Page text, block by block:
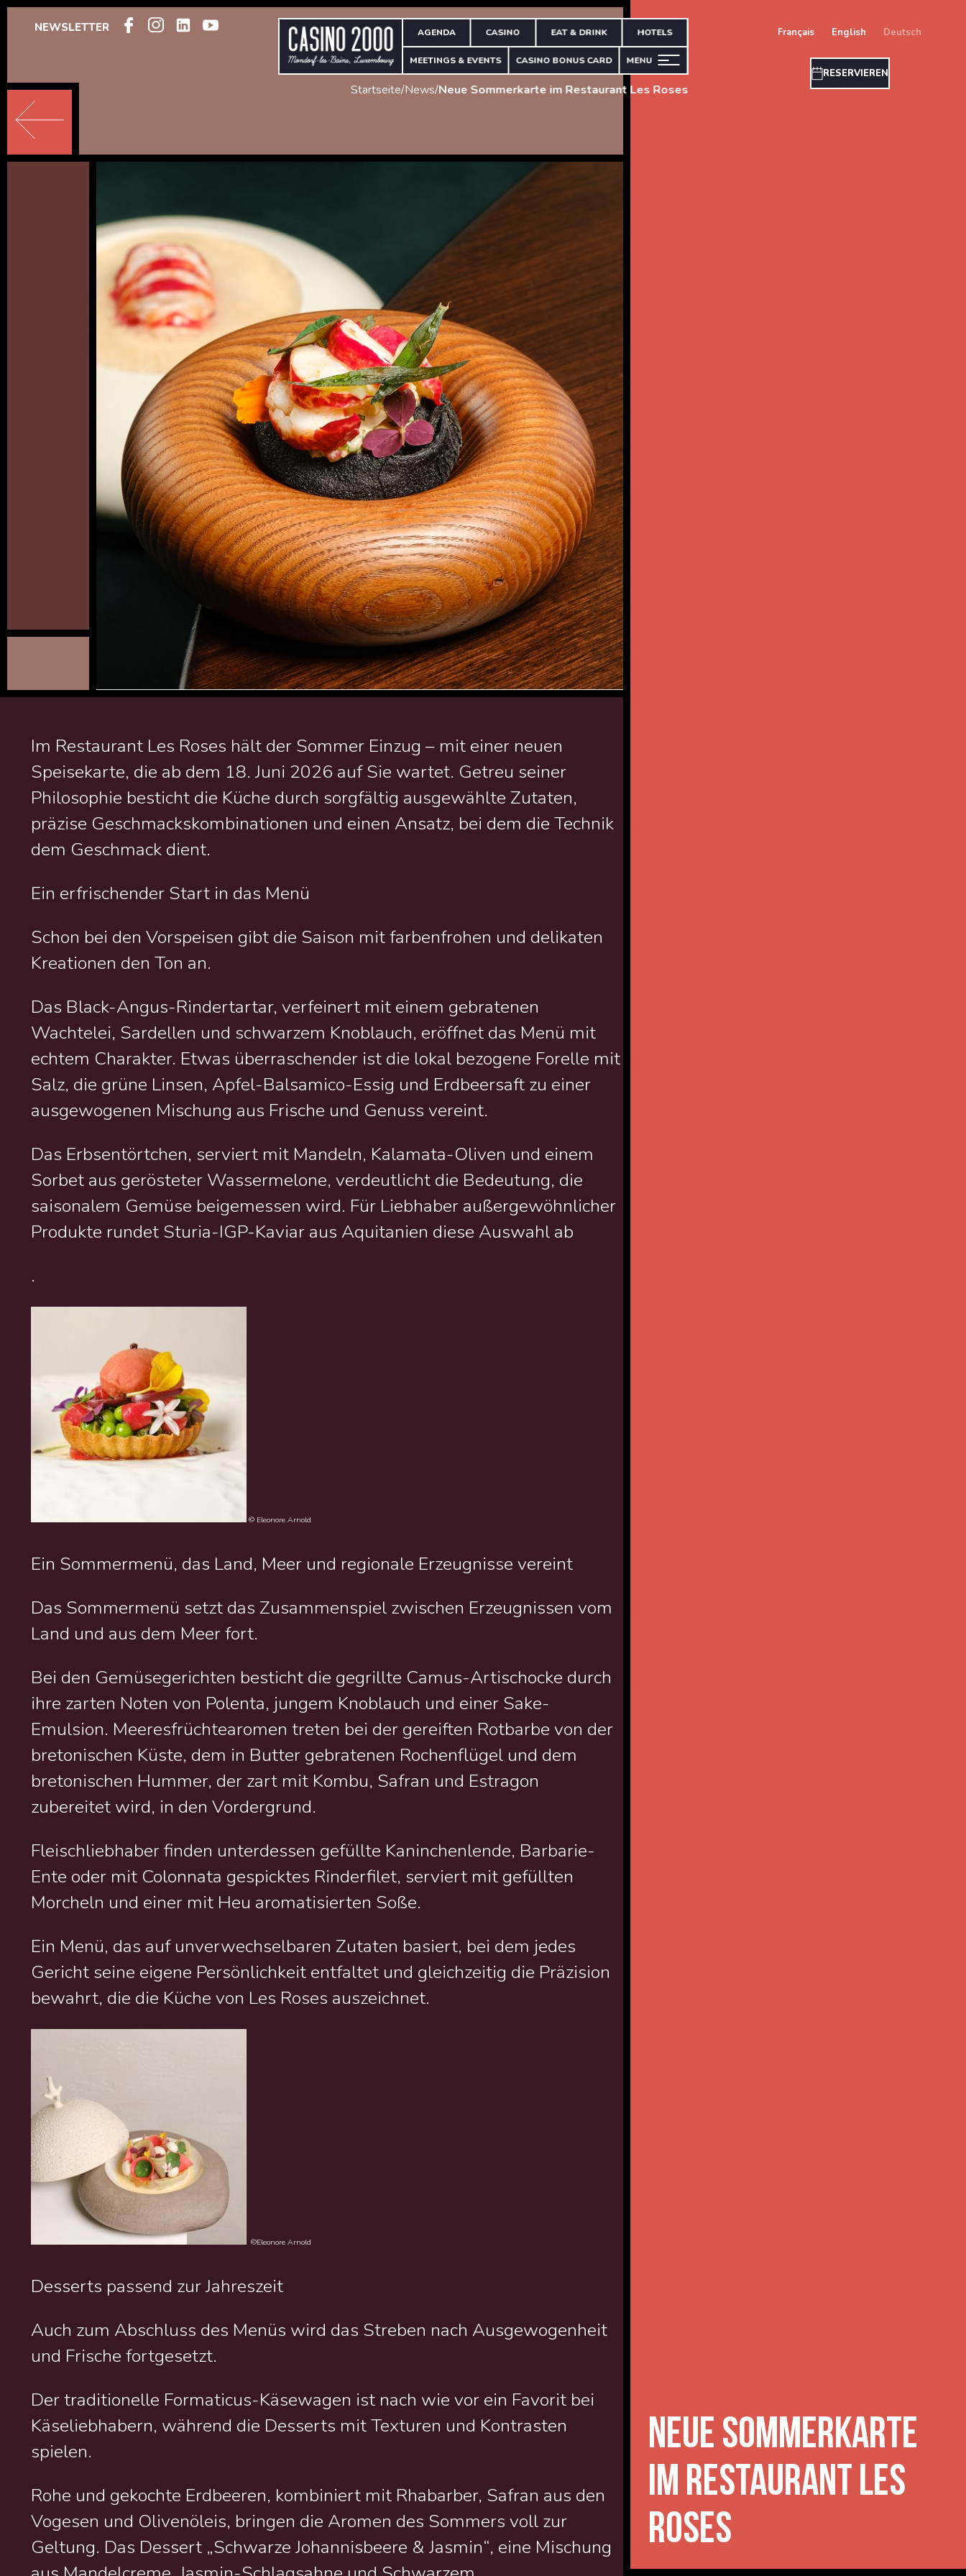
NEWSLETTER AGENDA CASINO EAT & DRINK HOTELS
MEETINGS & EVENTS CASINO BONUS CARD MENU
Startseite/News/Neue Sommerkarte im Restaurant Les Roses
français english deutsch
RESERVIEREN
Im Restaurant Les Roses hält der Sommer Einzug – mit einer neuen
Speisekarte, die ab dem 18. Juni 2026 auf Sie wartet. Getreu seiner
Philosophie besticht die Küche durch sorgfältig ausgewählte Zutaten,
präzise Geschmackskombinationen und einen Ansatz, bei dem die Technik
dem Geschmack dient.
Ein erfrischender Start in das Menü
Schon bei den Vorspeisen gibt die Saison mit farbenfrohen und delikaten
Kreationen den Ton an.
Das Black-Angus-Rindertartar, verfeinert mit einem gebratenen
Wachtelei, Sardellen und schwarzem Knoblauch, eröffnet das Menü mit
echtem Charakter. Etwas überraschender ist die lokal bezogene Forelle mit
Salz, die grüne Linsen, Apfel-Balsamico-Essig und Erdbeersaft zu einer
ausgewogenen Mischung aus Frische und Genuss vereint.
Das Erbsentörtchen, serviert mit Mandeln, Kalamata-Oliven und einem
Sorbet aus gerösteter Wassermelone, verdeutlicht die Bedeutung, die
saisonalem Gemüse beigemessen wird. Für Liebhaber außergewöhnlicher
Produkte rundet Sturia-IGP-Kaviar aus Aquitanien diese Auswahl ab
.
© Eleonore Arnold
Ein Sommermenü, das Land, Meer und regionale Erzeugnisse vereint
Das Sommermenü setzt das Zusammenspiel zwischen Erzeugnissen vom
Land und aus dem Meer fort.
Bei den Gemüsegerichten besticht die gegrillte Camus-Artischocke durch
ihre zarten Noten von Polenta, jungem Knoblauch und einer Sake-
Emulsion. Meeresfrüchtearomen treten bei der gereiften Rotbarbe von der
bretonischen Küste, dem in Butter gebratenen Rochenflügel und dem
bretonischen Hummer, der zart mit Kombu, Safran und Estragon
zubereitet wird, in den Vordergrund.
Fleischliebhaber finden unterdessen gefüllte Kaninchenlende, Barbarie-
Ente oder mit Colonnata gespicktes Rinderfilet, serviert mit gefüllten
Morcheln und einer mit Heu aromatisierten Soße.
Ein Menü, das auf unverwechselbaren Zutaten basiert, bei dem jedes
Gericht seine eigene Persönlichkeit entfaltet und gleichzeitig die Präzision
bewahrt, die die Küche von Les Roses auszeichnet.
©Eleonore Arnold
Desserts passend zur Jahreszeit
Auch zum Abschluss des Menüs wird das Streben nach Ausgewogenheit
und Frische fortgesetzt.
Der traditionelle Formaticus-Käsewagen ist nach wie vor ein Favorit bei
Käseliebhabern, während die Desserts mit Texturen und Kontrasten
spielen.
Rohe und gekochte Erdbeeren, kombiniert mit Rhabarber, Safran aus den
Vogesen und Olivenöleis, bringen die Aromen des Sommers voll zur
Geltung. Das Dessert „Schwarze Johannisbeere & Jasmin“, eine Mischung
Neue Sommerkarte
im Restaurant Les
Roses